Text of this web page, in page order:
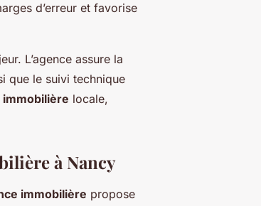
d’erreur et favorise
L’agence assure la
que le suivi technique
locale,
à Nancy
immobilière propose